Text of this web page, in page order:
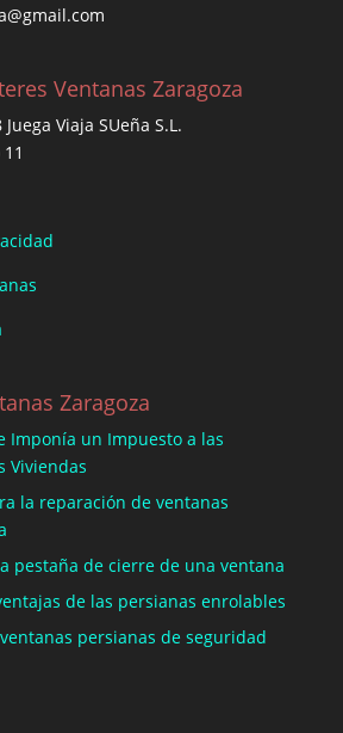
Ventanas Zaragoza
Viaja SUeña S.L.
Zaragoza
Imponía un Impuesto a las
Viviendas
la reparación de ventanas
pestaña de cierre de una ventana
de las persianas enrolables
persianas de seguridad